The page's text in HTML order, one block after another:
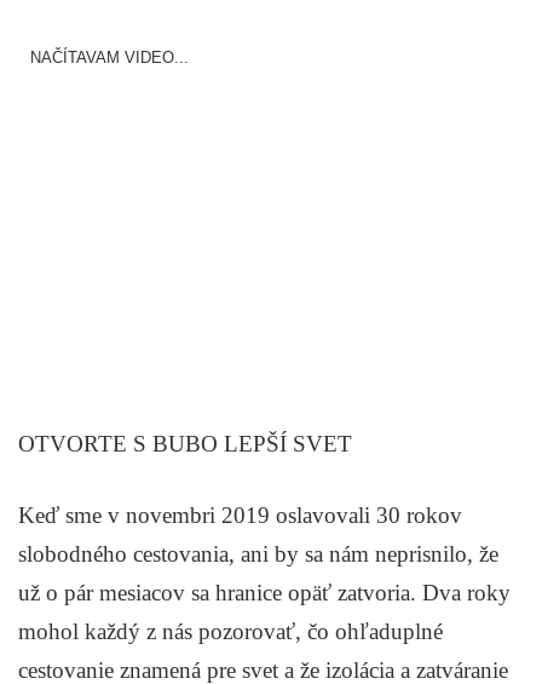
NAČÍTAVAM VIDEO...
OTVORTE S BUBO LEPŠÍ SVET
Keď sme v novembri 2019 oslavovali 30 rokov
slobodného cestovania, ani by sa nám neprisnilo, že
už o pár mesiacov sa hranice opäť zatvoria. Dva roky
mohol každý z nás pozorovať, čo ohľaduplné
cestovanie znamená pre svet a že izolácia a zatváranie